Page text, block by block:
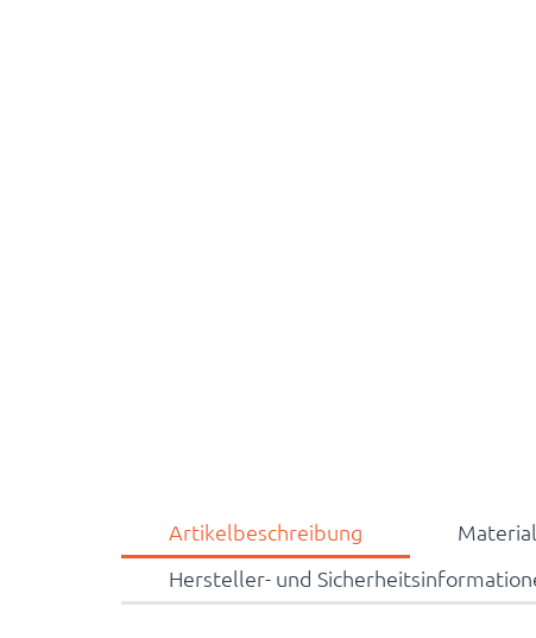
Artikelbeschreibung
Hersteller- und